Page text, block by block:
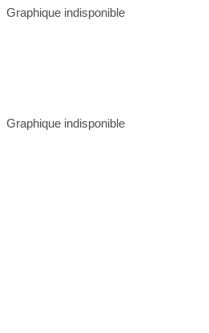
Graphique indisponible
Graphique indisponible